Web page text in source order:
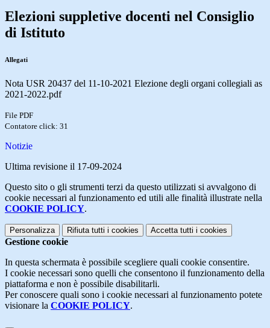
Elezioni suppletive docenti nel Consiglio
di Istituto
Allegati
Nota USR 20437 del 11-10-2021 Elezione degli organi collegiali as
2021-2022.pdf
File PDF
Contatore click: 31
Notizie
Ultima revisione il 17-09-2024
Questo sito o gli strumenti terzi da questo utilizzati si avvalgono di
cookie necessari al funzionamento ed utili alle finalità illustrate nella
COOKIE POLICY.
Personalizza Rifiuta tutti i cookies Accetta tutti i cookies
Gestione cookie
In questa schermata è possibile scegliere quali cookie consentire.
I cookie necessari sono quelli che consentono il funzionamento della
piattaforma e non è possibile disabilitarli.
Per conoscere quali sono i cookie necessari al funzionamento potete
visionare la COOKIE POLICY.